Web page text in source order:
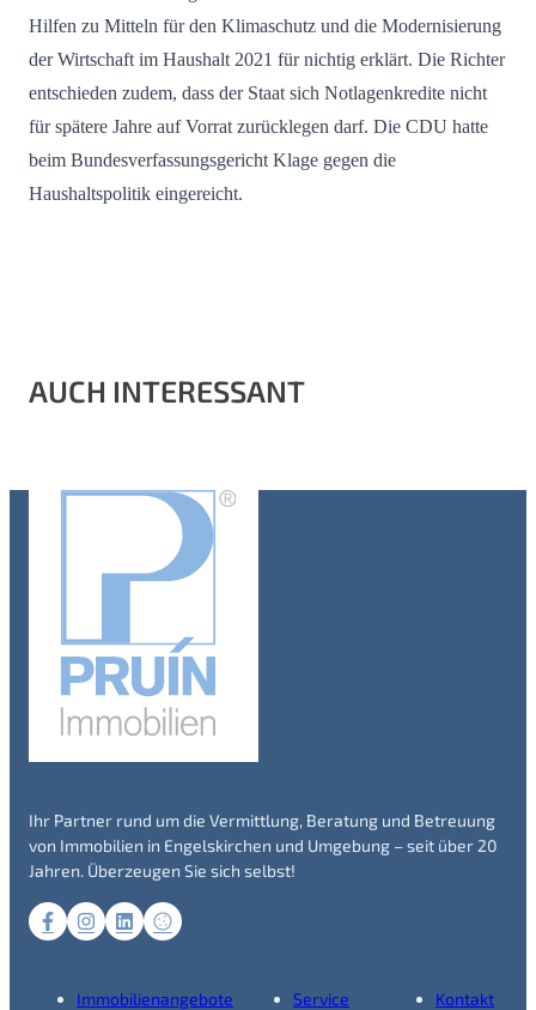
Hilfen zu Mitteln für den Klimaschutz und die Modernisierung
der Wirtschaft im Haushalt 2021 für nichtig erklärt. Die Richter
entschieden zudem, dass der Staat sich Notlagenkredite nicht
für spätere Jahre auf Vorrat zurücklegen darf. Die CDU hatte
beim Bundesverfassungsgericht Klage gegen die
Haushaltspolitik eingereicht.
AUCH INTERESSANT
Ihr Partner rund um die Vermittlung, Beratung und Betreuung
von Immobilien in Engelskirchen und Umgebung – seit über 20
Jahren. Überzeugen Sie sich selbst!
Immobilienangebote Service Kontakt